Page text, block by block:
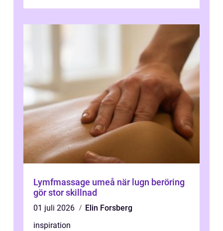
Lymfmassage umeå när lugn beröring
gör stor skillnad
01 juli 2026
Elin Forsberg
inspiration